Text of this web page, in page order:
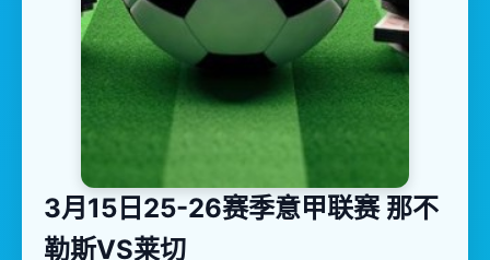
3月15日25-26赛季意甲联赛 那不
勒斯VS莱切